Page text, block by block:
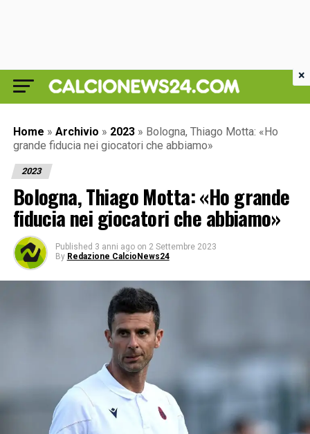
Home » Archivio » 2023 » Bologna, Thiago Motta: «Ho
grande fiducia nei giocatori che abbiamo»
2023
Bologna, Thiago Motta: «Ho grande
fiducia nei giocatori che abbiamo»
Published 3 anni ago on 2 Settembre 2023
By Redazione CalcioNews24
×